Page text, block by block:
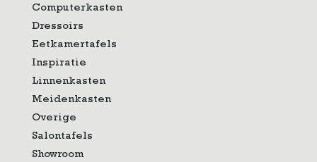
Computerkasten
Dressoirs
Eetkamertafels
Inspiratie
Linnenkasten
Meidenkasten
Overige
Salontafels
Showroom